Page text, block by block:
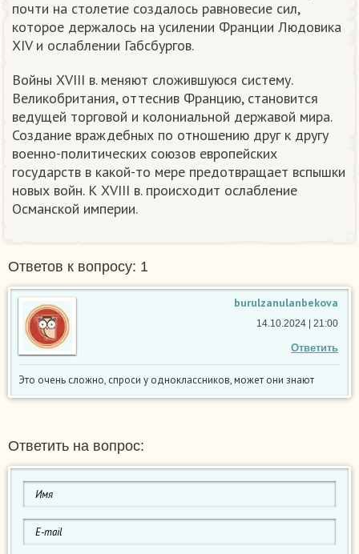
почти на столетие создалось равновесие сил,
которое держалось на усилении Франции Людовика
XIV и ослаблении Габсбургов.
Войны XVIII в. меняют сложившуюся систему.
Великобритания, оттеснив Францию, становится
ведущей торговой и колониальной державой мира.
Создание враждебных по отношению друг к другу
военно-политических союзов европейских
государств в какой-то мере предотвращает вспышки
новых войн. К XVIII в. происходит ослабление
Османской империи.
Ответов к вопросу: 1
burulzanulanbekova
Ответить
14.10.2024 | 21:00
Это очень сложно, спроси у одноклассников, может они знают
Ответить на вопрос: